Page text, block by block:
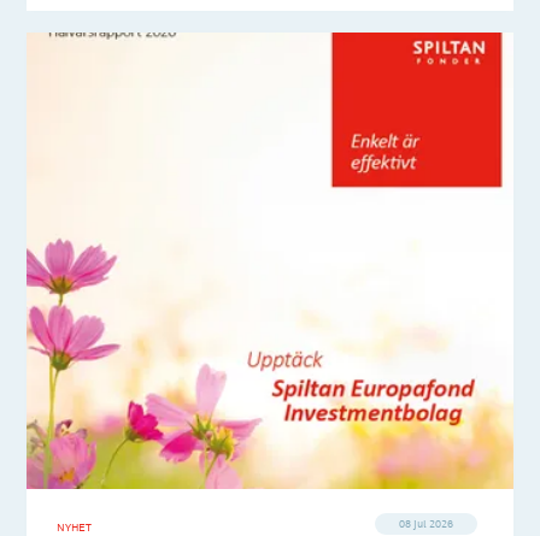
NYHET 08 jul 2026